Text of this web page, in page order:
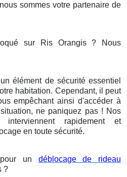
sommes votre partenaire de
sur Ris Orangis ? Nous
élément de sécurité essentiel
habitation. Cependant, il peut
empêchant ainsi d'accéder à
ne paniquez pas ! Nos
interviennent rapidement et
en toute sécurité.
un déblocage de rideau
?